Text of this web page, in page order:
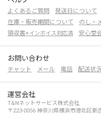
よくあるご質問 発送日について
在庫・販売期間について
のし・
領収書※インボイス対応済 安心堂
お問い合わせ
チャット メール 電話 配送状
運営会社
T&Nネットサービス株式会社
〒223-0056 神奈川県横浜市港北区新